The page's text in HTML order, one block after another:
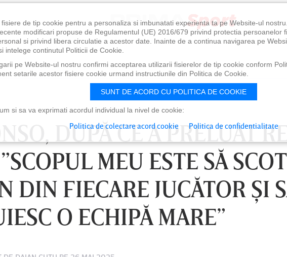
DUPĂ CE A PRELUAT
MEU ESTE SĂ
DIN FIECARE JUCĂTOR ŞI
O ECHIPĂ MARE”
LUNI 10 AUG, 21:30 VINERI 07 AUG, 21:00
fisiere de tip cookie pentru a personaliza si imbunatati experienta ta pe Website-ul
modificari propuse de Regulamentul (UE) 2016/679 privind protectia persoanelor
si privind libera circulatie a acestor date. Inainte de a continua navigarea pe
intelege continutul Politicii de Cookie.
pe Website-ul nostru confirmi acceptarea utilizarii fisierelor de tip cookie conform
setarile acestor fisiere cookie urmand instructiunile din Politica de Cookie.
SUNT DE ACORD CU POLITICA DE COOKIE
si sa va exprimati acordul individual la nivel de cookie:
Politica de colectare acord cookie Politica de confidentialitate